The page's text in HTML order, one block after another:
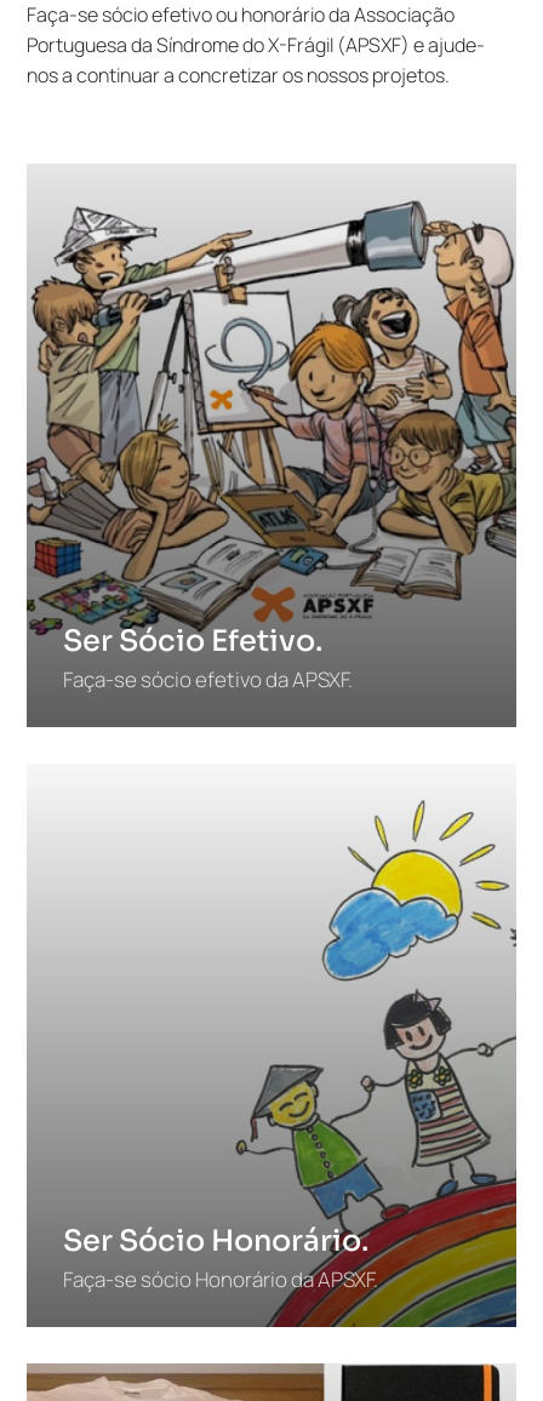
Faça-se sócio efetivo ou honorário da Associação
Portuguesa da Síndrome do X-Frágil (APSXF) e ajude-
nos a continuar a concretizar os nossos projetos.
Ser Sócio Efetivo.
Faça-se sócio efetivo da APSXF.
Ser Sócio Honorário.
Faça-se sócio Honorário da APSXF.